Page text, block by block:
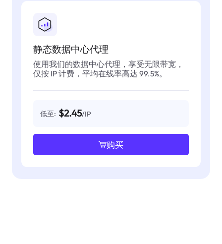
静态数据中心代理
使用我们的数据中心代理，享受无限带宽，
仅按 IP 计费，平均在线率高达 99.5%。
低至: $2.45/IP
购买